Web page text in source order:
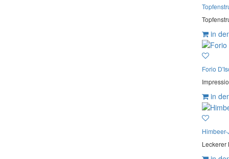
in
Forio
in
Leckerer